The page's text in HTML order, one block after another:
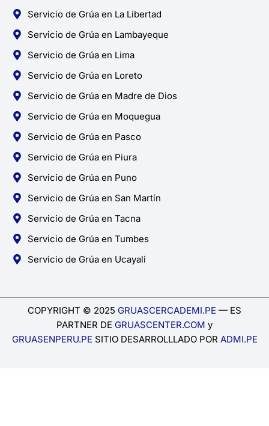
Servicio de Grúa en La Libertad
Servicio de Grúa en Lambayeque
Servicio de Grúa en Lima
Servicio de Grúa en Loreto
Servicio de Grúa en Madre de Dios
Servicio de Grúa en Moquegua
Servicio de Grúa en Pasco
Servicio de Grúa en Piura
Servicio de Grúa en Puno
Servicio de Grúa en San Martín
Servicio de Grúa en Tacna
Servicio de Grúa en Tumbes
Servicio de Grúa en Ucayali
COPYRIGHT © 2025 GRUASCERCADEMI.PE — ES
PARTNER DE GRUASCENTER.COM y
GRUASENPERU.PE SITIO DESARROLLLADO POR ADMI.PE